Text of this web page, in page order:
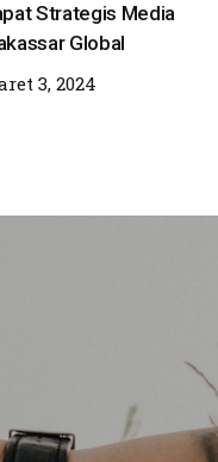
Strategis Media
Global
3, 2024